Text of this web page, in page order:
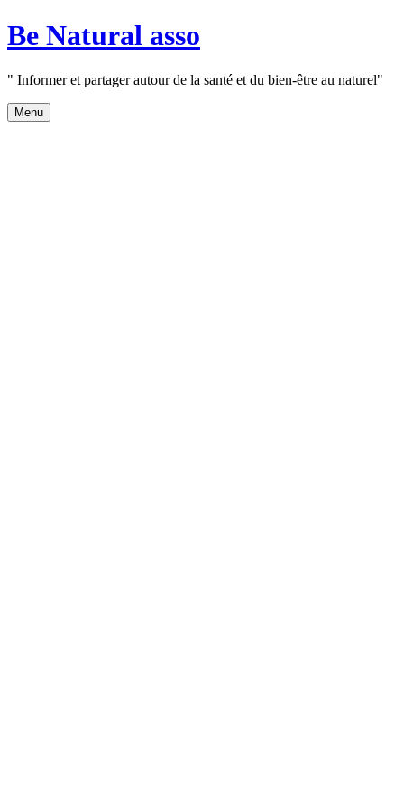
Aller
au
Be Natural asso
" Informer et partager autour de la santé et du bien-être au naturel"
Menu